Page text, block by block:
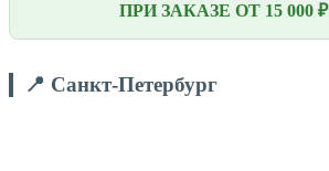
ПРИ ЗАКАЗЕ ОТ 15 000 ₽
📍 Санкт-Петербург